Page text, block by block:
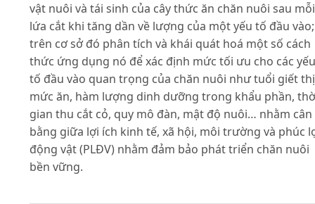
vật nuôi và tái sinh của cây thức ăn chăn nuôi sau mỗi
lứa cắt khi tăng dần về lượng của một yếu tố đầu vào;
trên cơ sở đó phân tích và khái quát hoá một số cách
thức ứng dụng nó để xác định mức tối ưu cho các yếu
tố đầu vào quan trọng của chăn nuôi như tuổi giết
mức ăn, hàm lượng dinh dưỡng trong khẩu phần,
gian thu cắt cỏ, quy mô đàn, mật độ nuôi… nhằm cân
bằng giữa lợi ích kinh tế, xã hội, môi trường và phúc
động vật (PLĐV) nhằm đảm bảo phát triển chăn nuôi
bền vững.